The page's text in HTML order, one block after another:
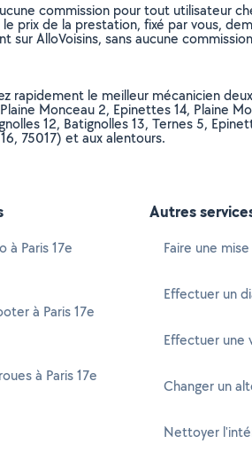
commission pour tout utilisateur
prix de la prestation, fixé par vous,
AlloVoisins, sans aucune
rapidement le meilleur mécanicien
Monceau 2, Epinettes 14, Plaine
12, Batignolles 13, Ternes 5,
75017) et aux alentours.
à Paris 17e
à Paris 17e
à Paris 17e
Autres
Faire une
Effectuer un
Effectuer une
Changer un
Nettoyer